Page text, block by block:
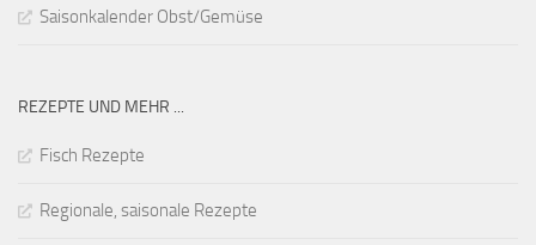
Saisonkalender Obst/Gemüse
REZEPTE UND MEHR ...
Fisch Rezepte
Regionale, saisonale Rezepte